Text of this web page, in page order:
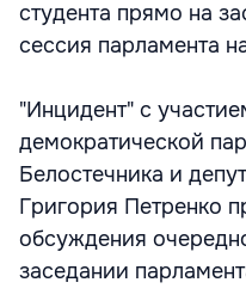
студента прямо на
сессия парламента
"Инцидент" с
демократической
Белостечника и
Григория Петренко
обсуждения
заседании